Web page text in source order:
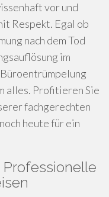
vor und
Respekt. Egal ob
nach dem Tod
im
alles. Profitieren Sie
fachgerechten
heute für ein